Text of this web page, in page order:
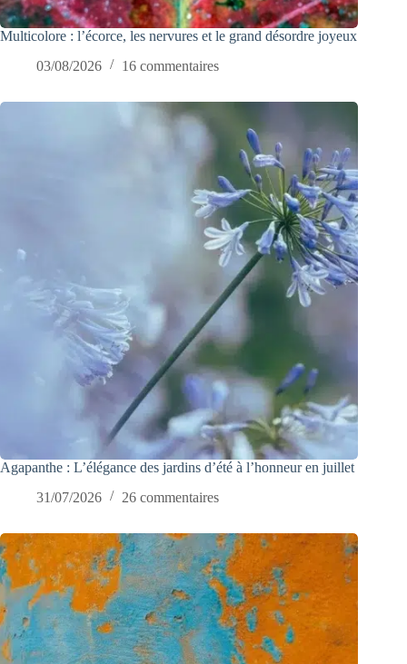
Multicolore : l’écorce, les nervures et le grand désordre joyeux
03/08/2026
16 commentaires
Agapanthe : L’élégance des jardins d’été à l’honneur en juillet
31/07/2026
26 commentaires